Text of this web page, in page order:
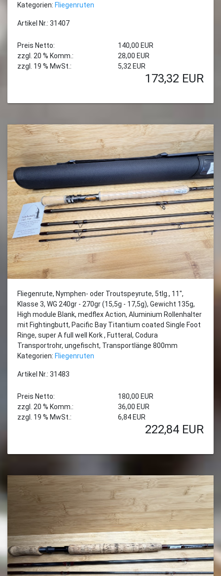
Kategorien: Fliegenruten
Artikel Nr.: 31407
Preis Netto:
140,00 EUR
zzgl. 20 % Komm.:
28,00 EUR
zzgl. 19 % MwSt.:
5,32 EUR
173,32 EUR
Fliegenrute, Nymphen- oder Troutspeyrute, 5tlg., 11",
Klasse 3, WG 240gr - 270gr (15,5g - 17,5g), Gewicht 135g,
High module Blank, medflex Action, Aluminium Rollenhalter
mit Fightingbutt, Pacific Bay Titantium coated Single Foot
Ringe, super A full well Kork , Futteral, Codura
Transportrohr, ungefischt, Transportlänge 800mm
Kategorien: Fliegenruten
Artikel Nr.: 31483
Preis Netto:
180,00 EUR
zzgl. 20 % Komm.:
36,00 EUR
zzgl. 19 % MwSt.:
6,84 EUR
222,84 EUR